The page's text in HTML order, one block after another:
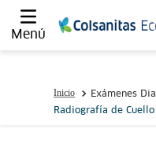
Menú
Exámenes
Radiografía de